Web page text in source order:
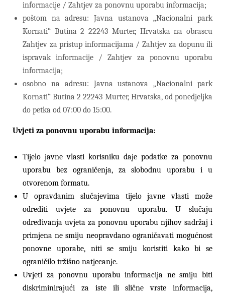
informacije / Zahtjev za ponovnu uporabu informacija;
poštom na adresu: Javna ustanova „Nacionalni park
Kornati“ Butina 2 22243 Murter, Hrvatska na obrascu
Zahtjev za pristup informacijama / Zahtjev za dopunu ili
ispravak informacije / Zahtjev za ponovnu uporabu
informacija;
osobno na adresu: Javna ustanova „Nacionalni park
Kornati“ Butina 2 22243 Murter, Hrvatska, od ponedjeljka
do petka od 07:00 do 15:00.
Uvjeti za ponovnu uporabu informacija:
Tijelo javne vlasti korisniku daje podatke za ponovnu
uporabu bez ograničenja, zaslobodnu uporabu i u
otvorenom formatu.
U opravdanim slučajevima tijelo javne vlasti može
odrediti uvjete za ponovnu uporabu. U slučaju
određivanja uvjeta za ponovnu uporabu njihov sadržaj i
primjena ne smiju neopravdano ograničavati mogućnost
ponovne uporabe, niti se smiju koristiti kako bi se
ograničilo tržišno natjecanje.
Uvjeti za ponovnu uporabu informacija ne smiju biti
diskriminirajući za iste ili slične vrste informacija,